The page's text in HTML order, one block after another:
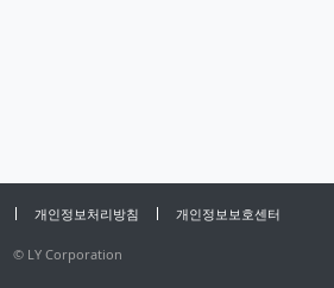
개인정보처리방침 개인정보보호센터
© LY Corporation